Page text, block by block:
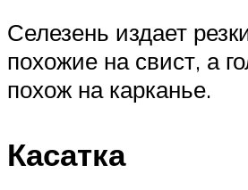
Селезень издает
похожие на свист, а
похож на карканье.
Касатка